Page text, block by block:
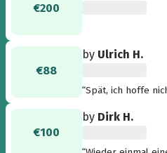
€200
€88
by Ulrich H.
“Spät, ich hoffe
€100
by Dirk H.